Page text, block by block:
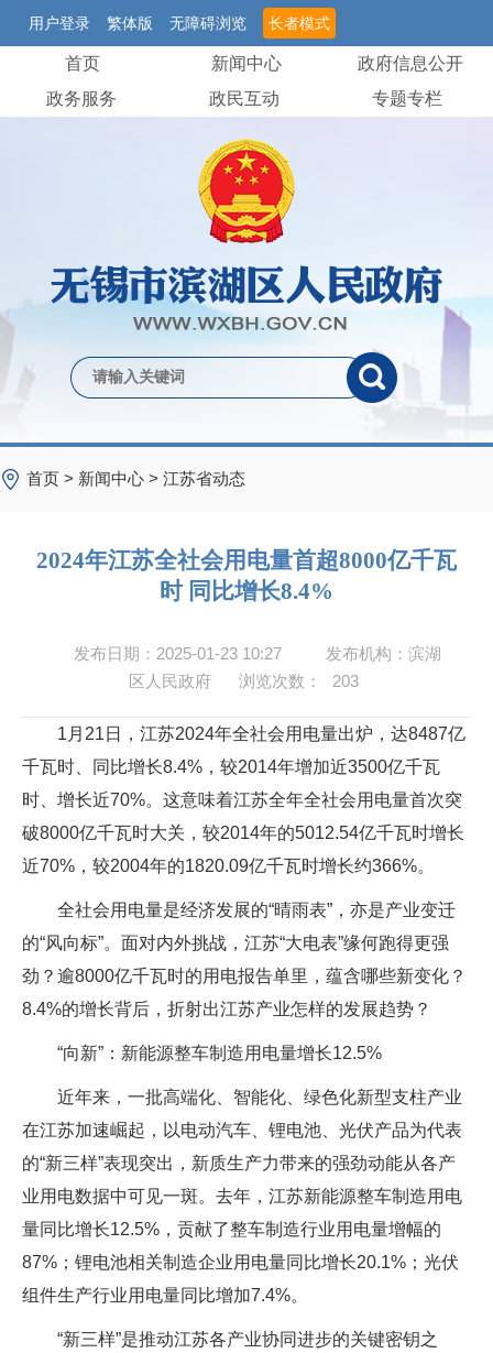
用户登录 繁体版 无障碍浏览 长者模式
首页 新闻中心
政府信息公开
政务服务
政民互动 专题专栏
首页 > 新闻中心 > 江苏省动态
2024年江苏全社会用电量首超8000亿千瓦
时 同比增长8.4%
发布日期：2025-01-23 10:27
发布机构：滨湖
区人民政府
浏览次数： 203
1月21日，江苏2024年全社会用电量出炉，达8487亿
千瓦时、同比增长8.4%，较2014年增加近3500亿千瓦
时、增长近70%。这意味着江苏全年全社会用电量首次突
破8000亿千瓦时大关，较2014年的5012.54亿千瓦时增长
近70%，较2004年的1820.09亿千瓦时增长约366%。
全社会用电量是经济发展的“晴雨表”，亦是产业变迁
的“风向标”。面对内外挑战，江苏“大电表”缘何跑得更强
劲？逾8000亿千瓦时的用电报告单里，蕴含哪些新变化？
8.4%的增长背后，折射出江苏产业怎样的发展趋势？
“向新”：新能源整车制造用电量增长12.5%
近年来，一批高端化、智能化、绿色化新型支柱产业
在江苏加速崛起，以电动汽车、锂电池、光伏产品为代表
的“新三样”表现突出，新质生产力带来的强劲动能从各产
业用电数据中可见一斑。去年，江苏新能源整车制造用电
量同比增长12.5%，贡献了整车制造行业用电量增幅的
87%；锂电池相关制造企业用电量同比增长20.1%；光伏
组件生产行业用电量同比增加7.4%。
“新三样”是推动江苏各产业协同进步的关键密钥之